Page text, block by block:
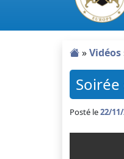
»Vidéos
Posté le22/